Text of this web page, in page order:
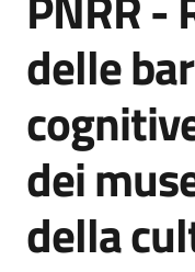
Servizi
Leggi
Atti
Bandi
Piani
delle
dei
della